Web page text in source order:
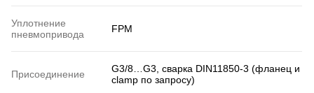
Уплотнение
пневмопривода
FPM
Присоединение
G3/8…G3, сварка DIN11850-3 (фланец и
clamp по запросу)